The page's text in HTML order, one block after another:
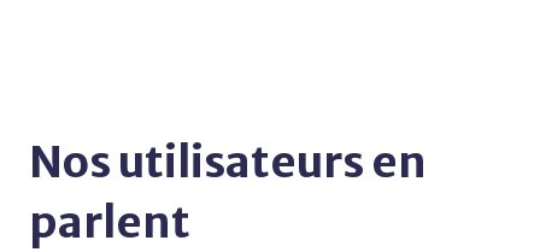
Nos utilisateurs en
parlent